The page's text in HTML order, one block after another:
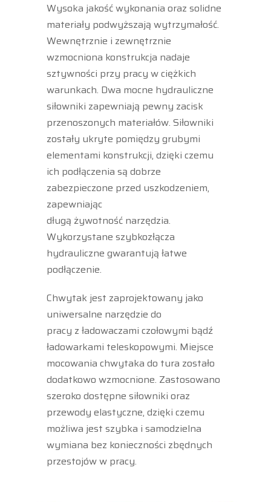
Wysoka jakość wykonania oraz solidne
materiały podwyższają wytrzymałość.
Wewnętrznie i zewnętrznie
wzmocniona konstrukcja nadaje
sztywności przy pracy w ciężkich
warunkach. Dwa mocne hydrauliczne
siłowniki zapewniają pewny zacisk
przenoszonych materiałów. Siłowniki
zostały ukryte pomiędzy grubymi
elementami konstrukcji, dzięki czemu
ich podłączenia są dobrze
zabezpieczone przed uszkodzeniem,
zapewniając
długą żywotność narzędzia.
Wykorzystane szybkozłącza
hydrauliczne gwarantują łatwe
podłączenie.
Chwytak jest zaprojektowany jako
uniwersalne narzędzie do
pracy z ładowaczami czołowymi bądź
ładowarkami teleskopowymi. Miejsce
mocowania chwytaka do tura zostało
dodatkowo wzmocnione. Zastosowano
szeroko dostępne siłowniki oraz
przewody elastyczne, dzięki czemu
możliwa jest szybka i samodzielna
wymiana bez konieczności zbędnych
przestojów w pracy.